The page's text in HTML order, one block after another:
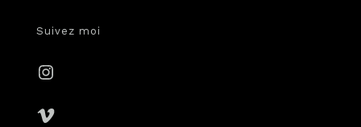
Suivez moi
Instagram
Vimeo